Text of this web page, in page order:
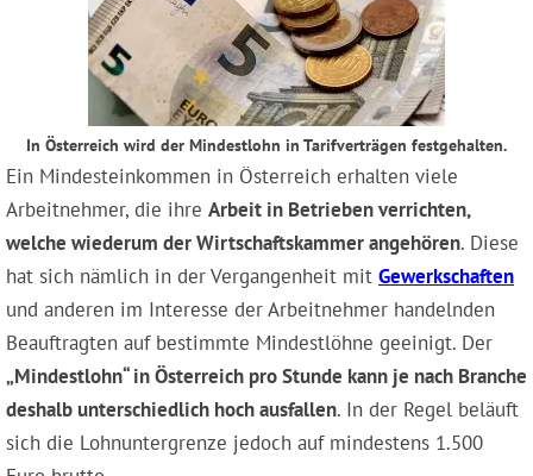
In Österreich wird der Mindestlohn in Tarifverträgen festgehalten.
Ein Mindesteinkommen in Österreich erhalten viele
Arbeitnehmer, die ihre Arbeit in Betrieben verrichten,
welche wiederum der Wirtschaftskammer angehören. Diese
hat sich nämlich in der Vergangenheit mit Gewerkschaften
und anderen im Interesse der Arbeitnehmer handelnden
Beauftragten auf bestimmte Mindestlöhne geeinigt. Der
„Mindestlohn“ in Österreich pro Stunde kann je nach Branche
deshalb unterschiedlich hoch ausfallen. In der Regel beläuft
sich die Lohnuntergrenze jedoch auf mindestens 1.500